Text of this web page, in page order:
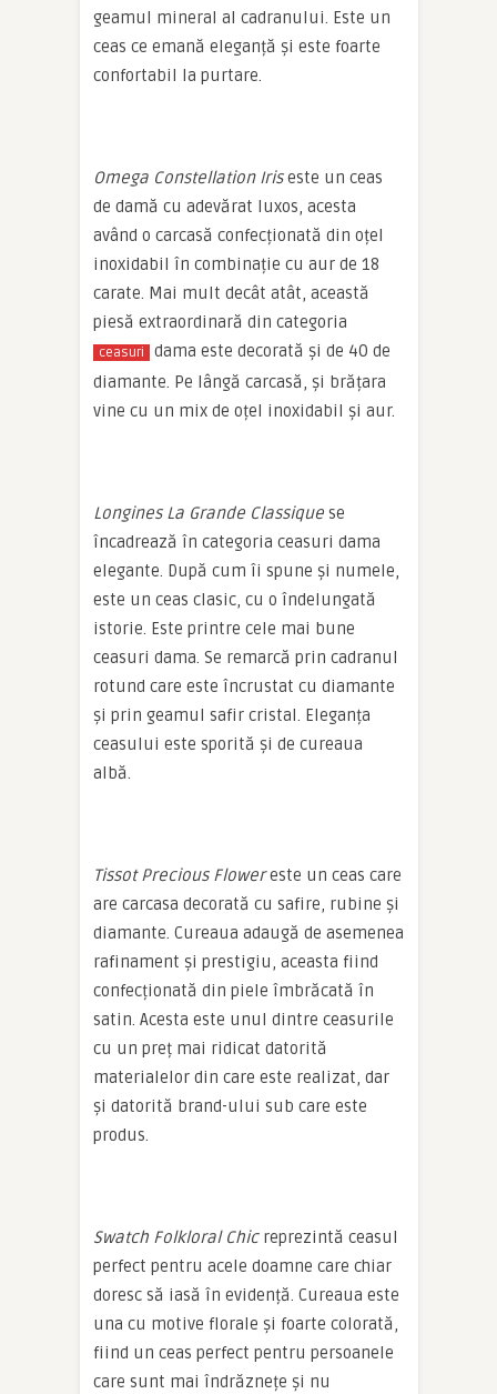
geamul mineral al cadranului. Este un
ceas ce emană eleganță și este foarte
confortabil la purtare.
Omega Constellation Iriseste un ceas
de damă cu adevărat luxos, acesta
având o carcasă confecționată din oțel
inoxidabil în combinație cu aur de 18
carate. Mai mult decât atât, această
piesă extraordinară din categoria
ceasuri
dama este decorată și de 40 de
diamante. Pe lângă carcasă, și brățara
vine cu un mix de oțel inoxidabil și aur.
Longines La Grande Classique se
încadrează în categoria ceasuri dama
elegante. După cum îi spune și numele,
este un ceas clasic, cu o îndelungată
istorie. Este printre cele mai bune
ceasuri dama. Se remarcă prin cadranul
rotund care este încrustat cu diamante
și prin geamul safir cristal. Eleganța
ceasului este sporită și de cureaua
albă.
Tissot Precious Flowereste un ceas care
are carcasa decorată cu safire, rubine și
diamante. Cureaua adaugă de asemenea
rafinament și prestigiu, aceasta fiind
confecționată din piele îmbrăcată în
satin. Acesta este unul dintre ceasurile
cu un preț mai ridicat datorită
materialelor din care este realizat, dar
și datorită brand-ului sub care este
produs.
Swatch Folkloral Chicreprezintă ceasul
perfect pentru acele doamne care chiar
doresc să iasă în evidență. Cureaua este
una cu motive florale și foarte colorată,
fiind un ceas perfect pentru persoanele
care sunt mai îndrăznețe și nu